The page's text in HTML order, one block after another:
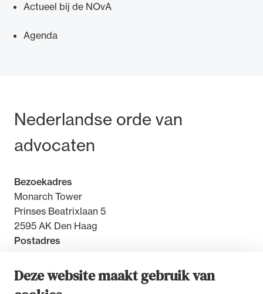
Deze website maakt gebruik van
Actueel bij de NOvA
Agenda
Bezoek- en postadres
Nederlandse orde van
advocaten
Bezoekadres
Monarch Tower
Prinses Beatrixlaan 5
2595 AK Den Haag
Postadres
2500 GW Den Haag
beroepsuitoefening: van de advocatenpas tot
geheimhoudernummers.